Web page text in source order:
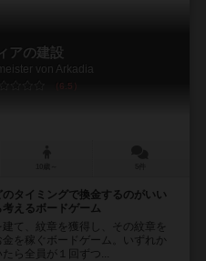
アの建設
von Arkadia
6.5
タイミングで換金するのがいい
えるボードゲーム
て、紋章を獲得し、その紋章を
を稼ぐボードゲーム。いずれか
ら全員が１回ずつ...